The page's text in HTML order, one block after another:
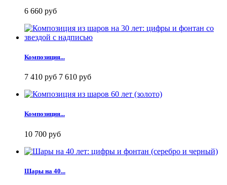
6 660 руб
Композиция...
7 410 руб 7 610 руб
Композиция...
10 700 руб
Шары на 40...